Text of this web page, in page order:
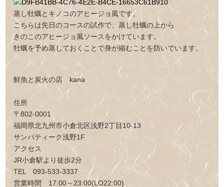
蒸し牡蠣とキノコのアヒージョ風です。
こちらは先日のコースの試作で、蒸し牡蠣の上から
きのこのアヒージョ風ソースをかけています。
牡蠣を予め蒸しておくことで身が縮むことを防いでいます。
鮮魚と炭火の店 kana
住所
〒802-0001
福岡県北九州市小倉北区浅野2丁目10-13
サンパティーク浅野1F
アクセス
JR小倉駅より徒歩2分
TEL 093-533-3337
営業時間 17:00～23:00(LO22:00)